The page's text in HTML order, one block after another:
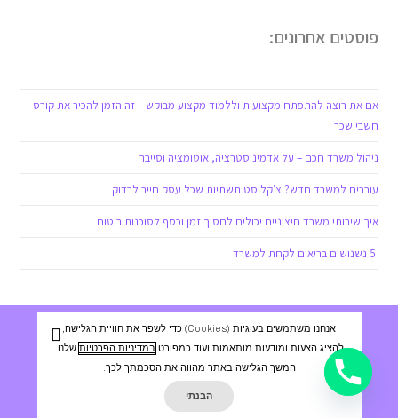
פוסטים אחרונים:
אם את רוצה להתפתח מקצועית וללמוד מקצוע מבוקש – זה הזמן להכיר את קורס
חשבי שכר
ניהול משרד חכם – על אדמיניסטרציה, אוטומציה וסייבר
עוברים למשרד חדש? צ'קליסט תשתיות שכל עסק חייב לבדוק
איך שירותי משרד חיצוניים יכולים לחסוך זמן וכסף לסוכנות ביטוח
שירותים שלנו:
שירותי מזכירות מרחוק
אנחנו משתמשים בעוגיות (cookies) כדי לשפר את חוויית הגלישה,
להציג הצעות ומודעות מותאמות ועוד כמפורטבמדיניות הפרטיות שלנו.
המשך הגלישה באתר מהווה את הסכמתך לכך.
הבנתי